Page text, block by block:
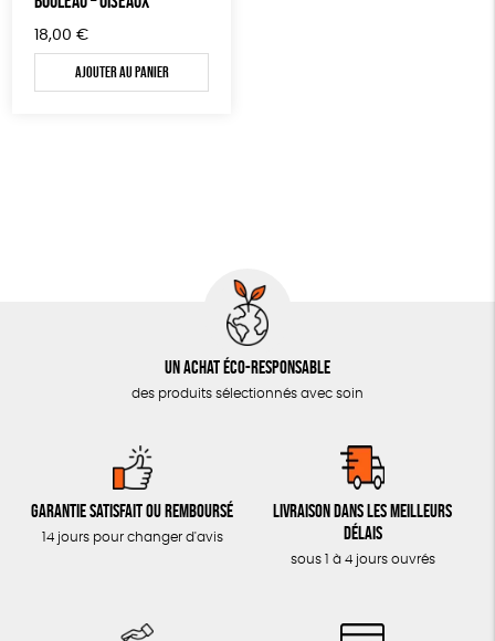
JEUX
SOLICADEAUX
Fabriqué en Espagne
18,00 €
Ajouter au panier
Un achat éco-responsable
des produits sélectionnés avec soin
Garantie satisfait ou remboursé
14 jours pour changer d'avis
Livraison dans les meilleurs
délais
sous 1 à 4 jours ouvrés